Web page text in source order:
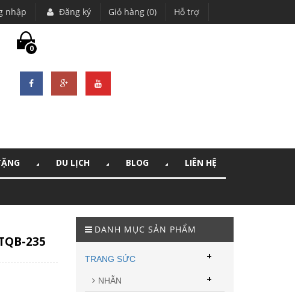
nhập Đăng ký Giỏ hàng (0) Hỗ trợ
0
DU LỊCH BLOG LIÊN HỆ
235
DANH MỤC SẢN PHẨM
TRANG SỨC
NHẪN +
+